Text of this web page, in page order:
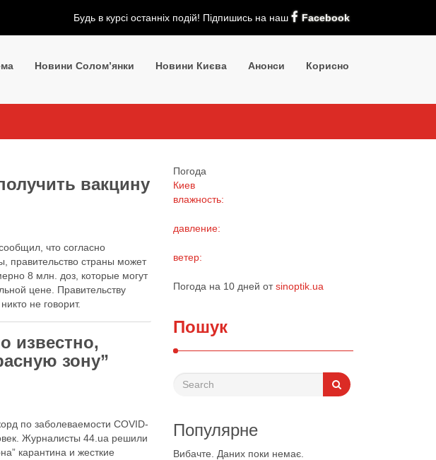
Будь в курсі останніх подій! Підпишись на наш Facebook
Новини Солом’янки Новини Києва Анонси Корисно
вакцину
что согласно
правительство страны может
8 млн. доз, которые могут
цене. Правительству
не говорит.
известно,
зону”
по заболеваемости COVID-
Журналисты 44.ua решили
карантина и жесткие
Погода
Киев
влажность:
давление:
ветер:
Погода на 10 дней отsinoptik.ua
Пошук
Популярне
Вибачте. Даних поки немає.